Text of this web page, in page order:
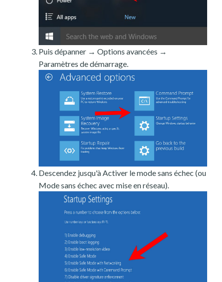
Puis dépanner → Options avancées →
Paramètres de démarrage.
Descendez jusqu'à Activer le mode sans échec (ou
Mode sans échec avec mise en réseau).